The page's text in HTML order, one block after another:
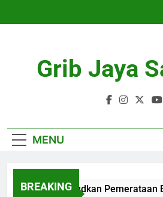
Grib Jaya
MENU
BREAKINGWujudkan Pemerataan